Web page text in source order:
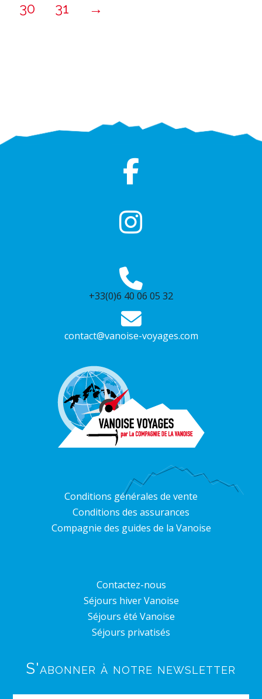
30
31 →
+33(0)6 40 06 05 32
contact@vanoise-voyages.com
Conditions générales de vente
Conditions des assurances
Compagnie des guides de la Vanoise
Contactez-nous
Séjours hiver Vanoise
Séjours été Vanoise
Séjours privatisés
S'abonner à notre newsletter